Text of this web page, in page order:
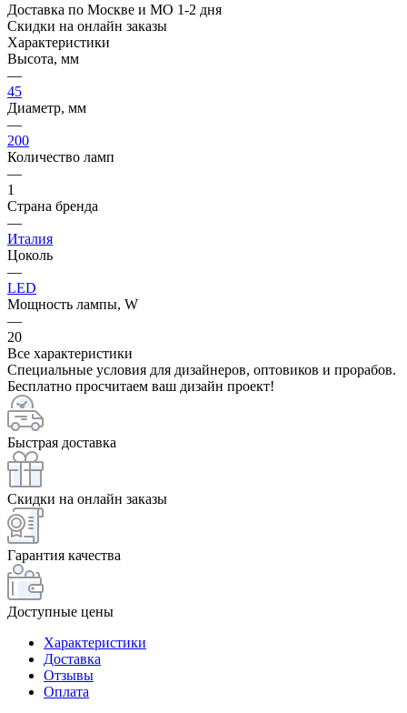
Доставка по Москве и МО 1-2 дня
Скидки на онлайн заказы
Характеристики
Высота, мм
—
45
Диаметр, мм
—
200
Количество ламп
—
1
Страна бренда
—
Италия
Цоколь
—
LED
Мощность лампы, W
—
20
Все характеристики
Специальные условия для дизайнеров, оптовиков и прорабов.
Бесплатно просчитаем ваш дизайн проект!
Быстрая доставка
Скидки на онлайн заказы
Гарантия качества
Доступные цены
Характеристики
Доставка
Отзывы
Оплата